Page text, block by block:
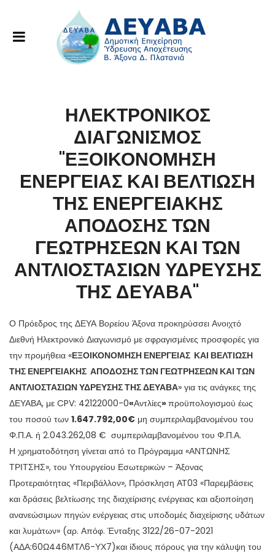
ΗΛΕΚΤΡΟΝΙΚΟΣ
ΔΙΑΓΩΝΙΣΜΟΣ
"ΕΞΟΙΚΟΝΟΜΗΣΗ
ΕΝΕΡΓΕΙΑΣ ΚΑΙ ΒΕΛΤΙΩΣΗ
ΤΗΣ ΕΝΕΡΓΕΙΑΚΗΣ
ΑΠΟΔΟΣΗΣ ΤΩΝ
ΓΕΩΤΡΗΣΕΩΝ ΚΑΙ ΤΩΝ
ΑΝΤΛΙΟΣΤΑΣΙΩΝ ΥΔΡΕΥΣΗΣ
ΤΗΣ ΔΕΥΑΒΑ"
Ο Πρόεδρος της ΔΕΥΑ Βορείου Άξονα προκηρύσσει Ανοιχτό
Διεθνή Ηλεκτρονικό Διαγωνισμό με σφραγισμένες προσφορές για
την προμήθεια «ΕΞΟΙΚΟΝΟΜΗΣΗ ΕΝΕΡΓΕΙΑΣ ΚΑΙ ΒΕΛΤΙΩΣΗ
ΤΗΣ ΕΝΕΡΓΕΙΑΚΗΣ ΑΠΟΔΟΣΗΣ ΤΩΝ ΓΕΩΤΡΗΣΕΩΝ ΚΑΙ ΤΩΝ
ΑΝΤΛΙΟΣΤΑΣΙΩΝ ΥΔΡΕΥΣΗΣ ΤΗΣ ΔΕΥΑΒΑ» για τις ανάγκες της
ΔΕΥΑΒΑ, με CPV: 42122000-0«Αντλίες»προϋπολογισμού έως
του ποσού των 1.647.792,00€ μη συμπεριλαμβανομένου του
Φ.Π.Α. ή 2.043.262,08 € συμπεριλαμβανομένου του Φ.Π.Α.
Η χρηματοδότηση γίνεται από το Πρόγραμμα «ΑΝΤΩΝΗΣ
ΤΡΙΤΣΗΣ», του Υπουργείου Εσωτερικών – Άξονας
Προτεραιότητας «Περιβάλλον», Πρόσκληση ΑΤ03 «Παρεμβάσεις
και δράσεις βελτίωσης της διαχείρισης ενέργειας και αξιοποίηση
ανανεώσιμων πηγών ενέργειας στις υποδομές διαχείρισης υδάτων
και λυμάτων» (αρ. Απόφ. Ένταξης 3122/26-07-2021
(ΑΔΑ:60Ω446ΜΤΛ6-ΥΧ7)και ίδιους πόρους για την κάλυψη του